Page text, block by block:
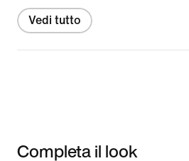
Vedi tutto
Completa il look